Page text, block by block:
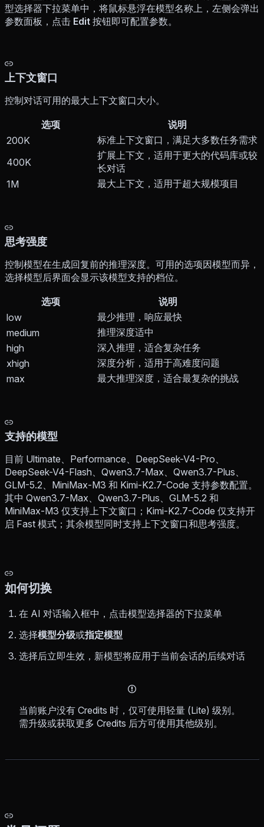
型选择器下拉菜单中，将鼠标悬浮在模型名称上，左侧会弹出
参数面板，点击 Edit 按钮即可配置参数。
上下文窗口
控制对话可用的最大上下文窗口大小。
选项
说明
200K
标准上下文窗口，满足大多数任务需求
400K
扩展上下文，适用于更大的代码库或较
长对话
1M
最大上下文，适用于超大规模项目
思考强度
控制模型在生成回复前的推理深度。可用的选项因模型而异，
选择模型后界面会显示该模型支持的档位。
选项
说明
low
最少推理，响应最快
medium
推理深度适中
high
深入推理，适合复杂任务
xhigh
深度分析，适用于高难度问题
max
最大推理深度，适合最复杂的挑战
支持的模型
目前 Ultimate、Performance、DeepSeek-V4-Pro、
DeepSeek-V4-Flash、Qwen3.7-Max、Qwen3.7-Plus、
GLM-5.2、MiniMax-M3 和 Kimi-K2.7-Code 支持参数配置。
其中 Qwen3.7-Max、Qwen3.7-Plus、GLM-5.2 和
MiniMax-M3 仅支持上下文窗口；Kimi-K2.7-Code 仅支持开
启 Fast 模式；其余模型同时支持上下文窗口和思考强度。
如何切换
在 AI 对话输入框中，点击模型选择器的下拉菜单
选择模型分级或指定模型
选择后立即生效，新模型将应用于当前会话的后续对话
当前账户没有 Credits 时，仅可使用轻量 (Lite) 级别。
需升级或获取更多 Credits 后方可使用其他级别。